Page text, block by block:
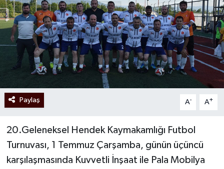
Paylaş A- A+
20.Geleneksel Hendek Kaymakamlığı Futbol
Turnuvası, 1 Temmuz Çarşamba, günün üçüncü
karşılaşmasında Kuvvetli İnşaat ile Pala Mobilya